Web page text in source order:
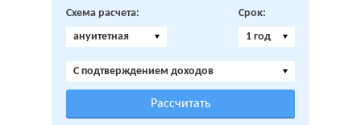
Схема расчета:
ануитетная
Срок:
1 год
C подтверждением доходов